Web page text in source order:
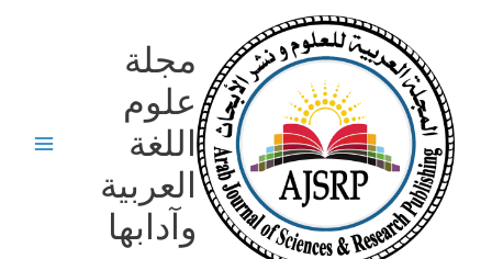
مجلة
علوم
اللغة
العربية
وآدابها